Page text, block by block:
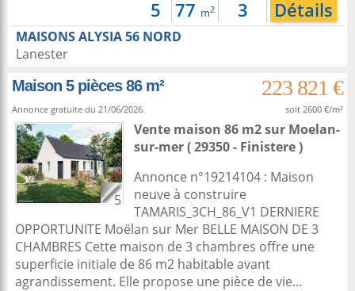
5 77 m2 3 Détails
MAISONS ALYSIA 56 NORD
Lanester
Maison 5 pièces 86 m²
223 821 €
Annonce gratuite du 21/06/2026. soit 2600 €/m²
5
Vente maison 86 m2sur Moelan-
sur-mer( 29350 - Finistere )
Annonce n°19214104 : Maison
neuve à construire
TAMARIS_3CH_86_V1 DERNIERE
OPPORTUNITE Moëlan sur Mer BELLE MAISON DE 3
CHAMBRES Cette maison de 3 chambres offre une
superficie initiale de 86 m2 habitable avant
agrandissement. Elle propose une pièce de vie...